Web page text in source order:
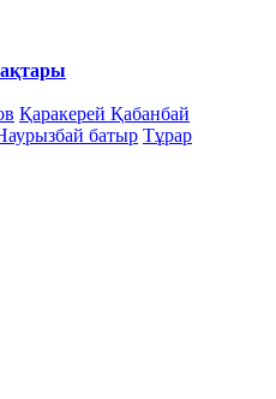
Қаракерей Қабанбай
батыр Тұрар